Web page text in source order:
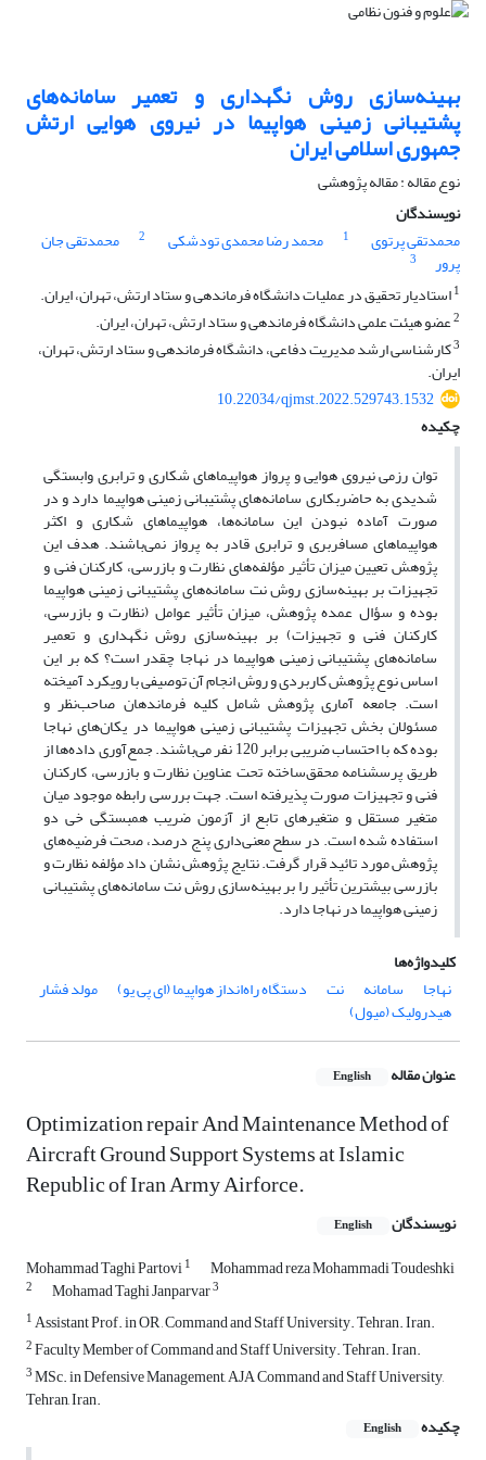
بهینه‌سازی روش نگهداری و تعمیر سامانه‌های
پشتیبانی زمینی هواپیما در نیروی هوایی ارتش
جمهوری اسلامی ایران
نوع مقاله : مقاله پژوهشی
نویسندگان
محمدتقی پرتوی
1 محمد رضا محمدی تودشکی 2 محمدتقی جان
پرور
3
1استادیار تحقیق در عملیات دانشگاه فرماندهی و ستاد ارتش، تهران، ایران.
2عضو هیئت علمی دانشگاه فرماندهی و ستاد ارتش، تهران، ایران.
3کارشناسی ارشد مدیریت دفاعی، دانشگاه فرماندهی و ستاد ارتش، تهران،
ایران.
10.22034/qjmst.2022.529743.1532
چکیده
توان رزمی نیروی هوایی و پرواز هواپیماهای شکاری و ترابری وابستگی
شدیدی به حاضربکاری سامانه‌های پشتیبانی زمینی هواپیما دارد و در
صورت آماده نبودن این سامانه‌ها، هواپیماهای شکاری و اکثر
هواپیماهای مسافربری و ترابری قادر به پرواز نمی‌باشند. هدف این
پژوهش تعیین میزان تأثیر مؤلفه‌های نظارت و بازرسی، کارکنان فنی و
تجهیزات بر بهینه‌سازی روش نت سامانه‌های پشتیبانی زمینی هواپیما
بوده و سؤال عمده پژوهش، میزان تأثیر عوامل (نظارت و بازرسی،
کارکنان فنی و تجهیزات) بر بهینه‌سازی روش نگهداری و تعمیر
سامانه‌های پشتیبانی زمینی هواپیما در نهاجا چقدر است؟ که بر این
اساس نوع پژوهش کاربردی و روش انجام آن توصیفی با رویکرد آمیخته
است. جامعه آماری پژوهش شامل کلیه فرماندهان صاحب‌نظر و
مسئولان بخش تجهیزات پشتیبانی زمینی هواپیما در یکان‌های نهاجا
بوده که با احتساب ضریبی برابر 120 نفر می‌باشند. جمع‌آوری داده‌ها از
طریق پرسشنامه محقق‌ساخته تحت عناوین نظارت و بازرسی، کارکنان
فنی و تجهیزات صورت پذیرفته است. جهت بررسی رابطه موجود میان
متغیر مستقل و متغیرهای تابع از آزمون ضریب همبستگی خی دو
استفاده شده است. در سطح معنی‌داری پنج درصد، صحت فرضیه‌های
پژوهش مورد تائید قرار گرفت. نتایج پژوهش نشان داد مؤلفه نظارت و
بازرسی بیشترین تأثیر را بر بهینه‌سازی روش نت سامانه‌های پشتیبانی
زمینی هواپیما در نهاجا دارد.
کلیدواژه‌ها
نهاجا
سامانه نت دستگاه راه‌انداز هواپیما (ای پی یو) مولد فشار
هیدرولیک (میول)
عنوان مقاله English
Optimization repair And Maintenance Method of
Aircraft Ground Support Systems at Islamic
Republic of Iran Army Airforce.
نویسندگان English
Mohammad Taghi Partovi1 Mohammad reza Mohammadi Toudeshki
2 Mohamad Taghi Janparvar3
1Assistant Prof. in OR , Command and Staff University. Tehran. Iran.
2Faculty Member of Command and Staff University. Tehran. Iran.
3MSc. in Defensive Management, AJA Command and Staff University,
Tehran, Iran.
چکیده
English